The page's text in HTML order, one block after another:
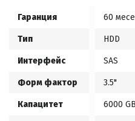
Гаранция 60
Тип HDD
Интерфейс SAS
Форм фактор 3.5"
Капацитет 6000 GB